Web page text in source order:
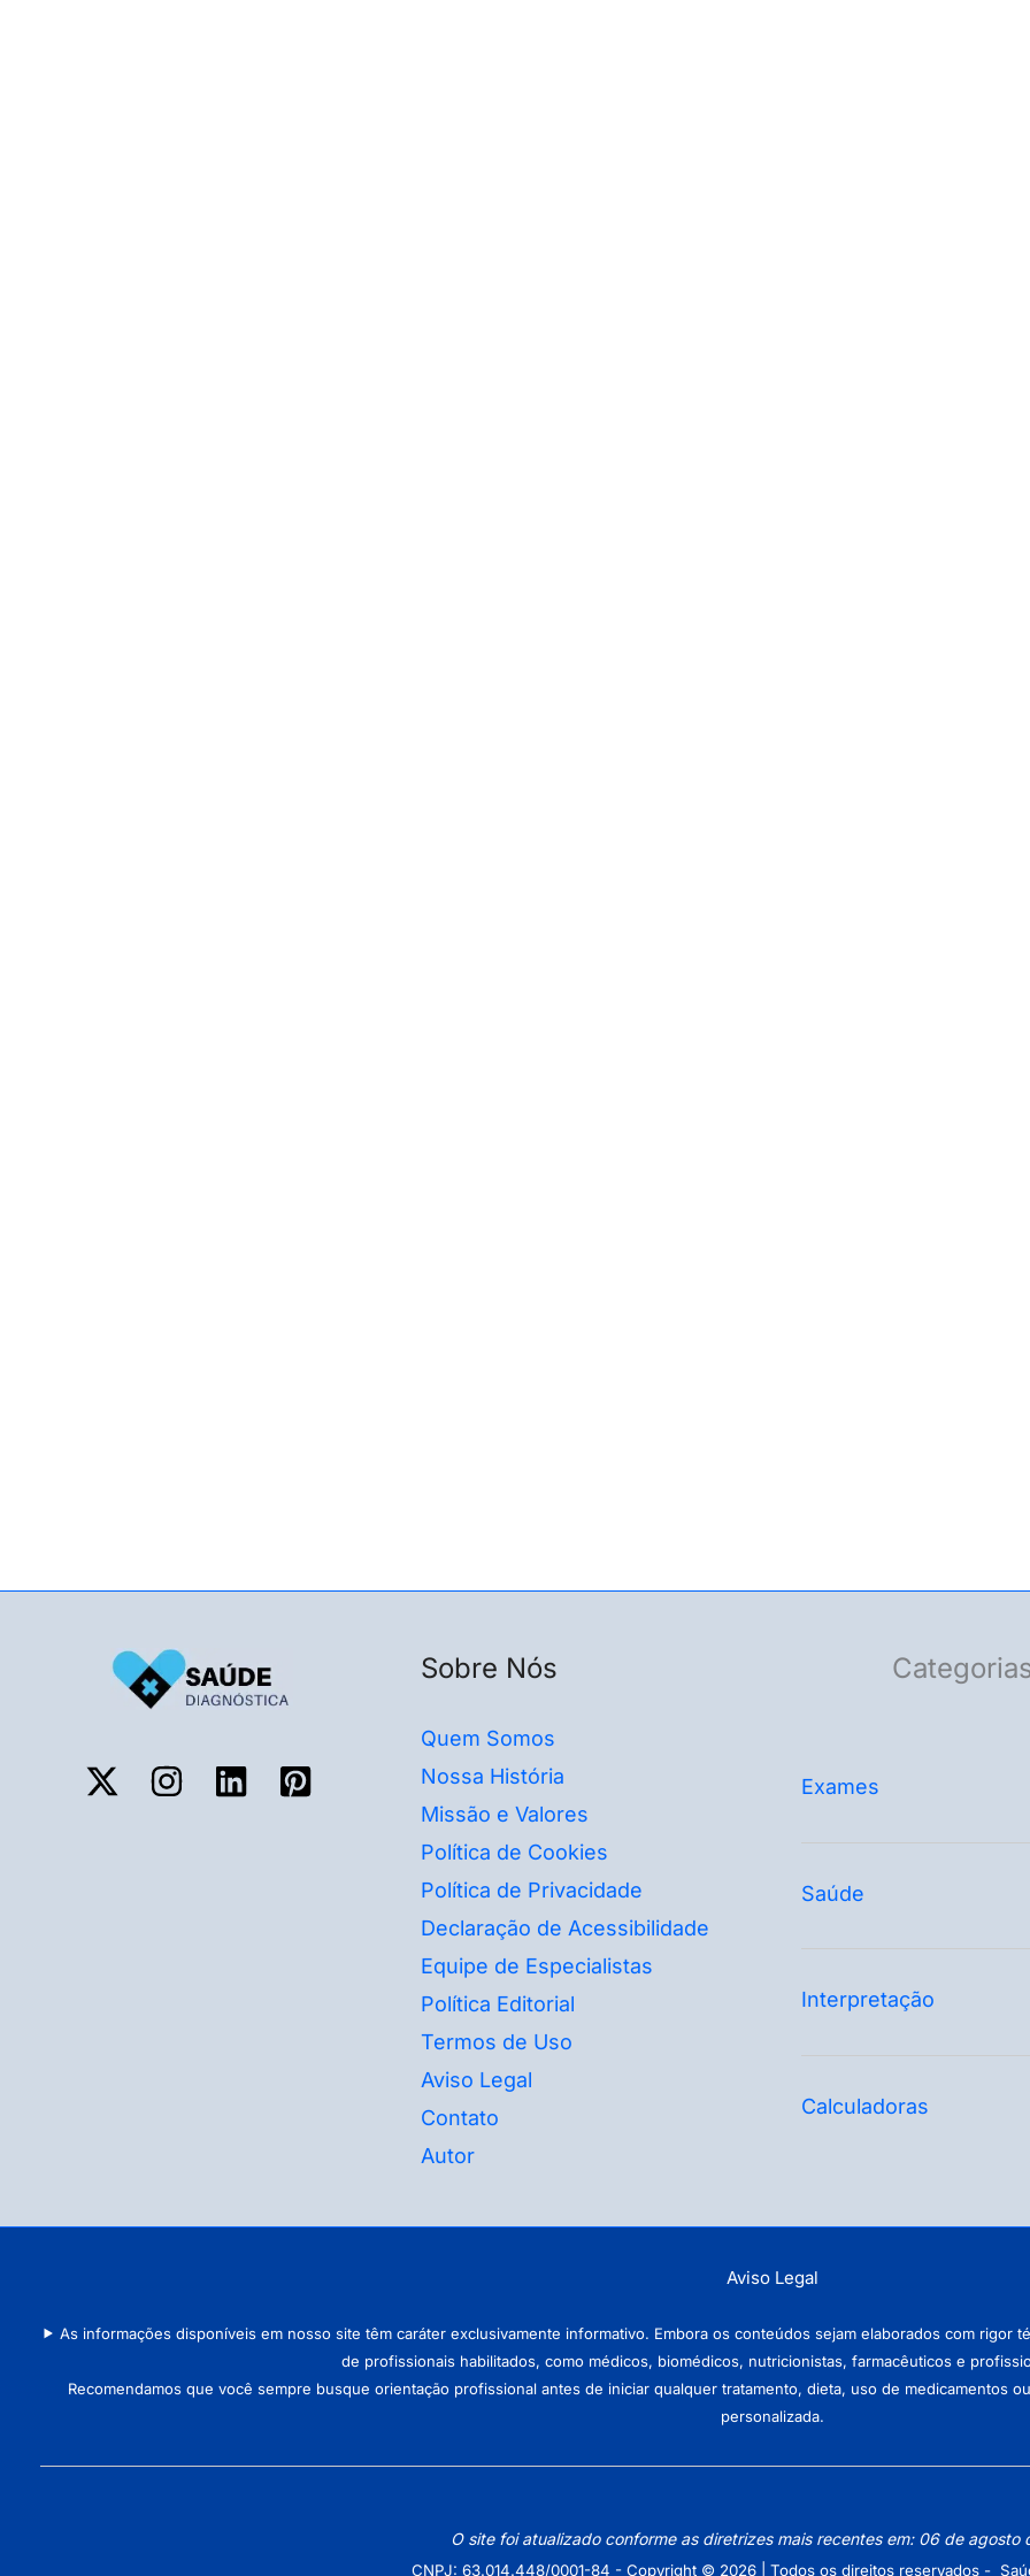
Sobre Nós
Quem Somos
Nossa História
Missão e Valores
Política de Cookies
Política de Privacidade
Declaração de Acessibilidade
Equipe de Especialistas
Política Editorial
Termos de Uso
Aviso Legal
Contato
Autor
Exames
Saúde
Interpretação
Calculadoras
Aviso Legal
As informações disponíveis em nosso site têm caráter exclusivamente informativo. Embora os conteúdos sejam elaborados com
de profissionais habilitados, como médicos, biomédicos, nutricionistas, farmacêuticos e
Recomendamos que você sempre busque orientação profissional antes de iniciar qualquer tratamento, dieta, uso de medicamentos
personalizada.
O site foi atualizado conforme as diretrizes mais recentes em: 06 de agosto
CNPJ: 63.014.448/0001-84 - Copyright © 2026 | Todos os direitos reservados -